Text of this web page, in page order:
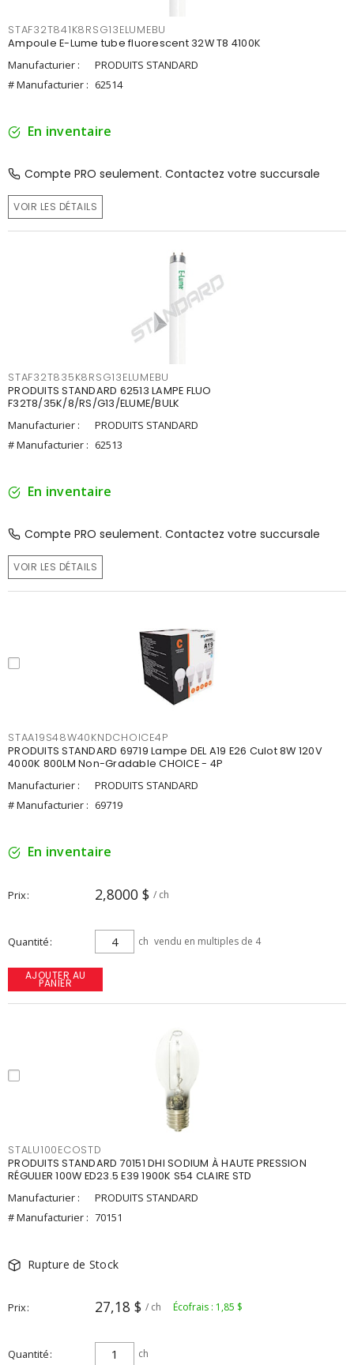
STAF32T841K8RSG13ELUMEBU
Ampoule E-Lume tube fluorescent 32W T8 4100K
Manufacturier :
PRODUITS STANDARD
# Manufacturier : 62514
En inventaire
Compte PRO seulement. Contactez votre succursale
VOIR LES DÉTAILS
STAF32T835K8RSG13ELUMEBU
PRODUITS STANDARD 62513 LAMPE FLUO
F32T8/35K/8/RS/G13/ELUME/BULK
Manufacturier :
PRODUITS STANDARD
# Manufacturier : 62513
En inventaire
Compte PRO seulement. Contactez votre succursale
VOIR LES DÉTAILS
STAA19S48W40KNDCHOICE4P
PRODUITS STANDARD 69719 Lampe DEL A19 E26 Culot 8W 120V
4000K 800LM Non-Gradable CHOICE - 4P
Manufacturier :
PRODUITS STANDARD
# Manufacturier : 69719
En inventaire
Prix 2,8000 $ / ch
Quantité ch vendu en multiples de 4
AJOUTER AU
PANIER
STALU100ECOSTD
PRODUITS STANDARD 70151 DHI SODIUM À HAUTE PRESSION
RÉGULIER 100W ED23.5 E39 1900K S54 CLAIRE STD
Manufacturier :
PRODUITS STANDARD
# Manufacturier : 70151
Rupture de Stock
Prix 27,18 $ / ch Écofrais : 1,85 $
Quantité ch